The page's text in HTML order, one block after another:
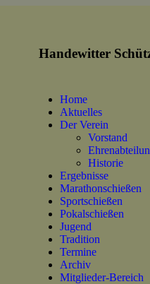
Handewitter
Home
Aktuelles
Der Verein
Vorstand
Historie
Ergebnisse
Marathonschießen
Sportschießen
Pokalschießen
Jugend
Tradition
Termine
Archiv
Mitglieder-Bereich